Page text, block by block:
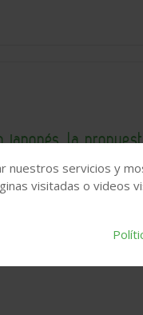
japonés, la
servicios y
visitadas o videos